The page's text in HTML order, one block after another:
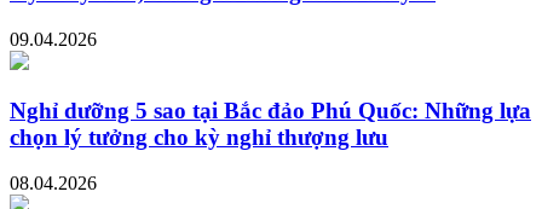
09.04.2026
Nghỉ dưỡng 5 sao tại Bắc đảo Phú Quốc: Những lựa
chọn lý tưởng cho kỳ nghỉ thượng lưu
08.04.2026